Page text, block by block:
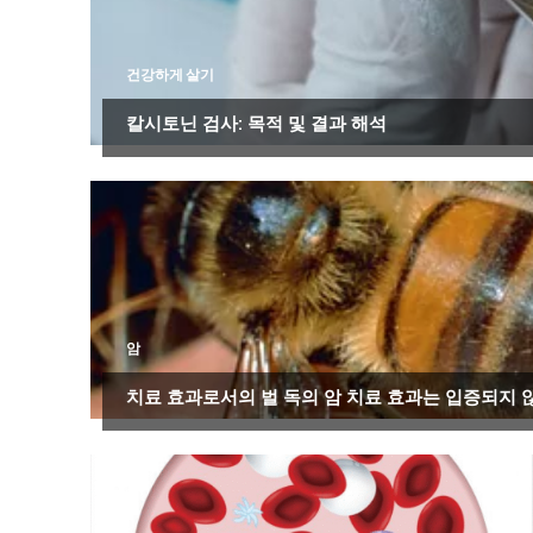
건강하게 살기
칼시토닌 검사: 목적 및 결과 해석
암
치료 효과로서의 벌 독의 암 치료 효과는 입증되지